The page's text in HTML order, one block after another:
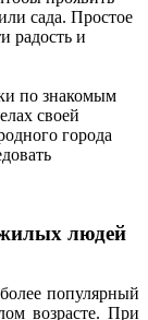
сада. Простое
радость и
по знакомым
своей
города
людей
популярный
возрасте. При